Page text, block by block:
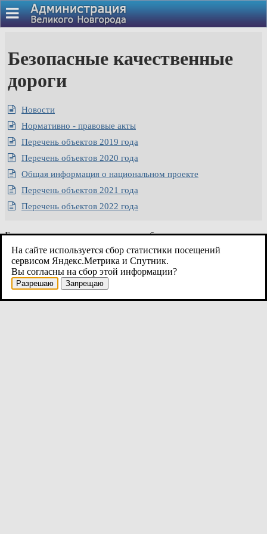
Безопасные качественные
дороги
Новости
Нормативно - правовые акты
Перечень объектов 2019 года
Перечень объектов 2020 года
Общая информация о национальном проекте
Перечень объектов 2021 года
Перечень объектов 2022 года
Безопасные и качественные автомобильные дороги
На сайте используется сбор статистики посещений
сервисом Яндекс.Метрика и Спутник.
Вы согласны на сбор этой информации?
Разрешаю Запрещаю